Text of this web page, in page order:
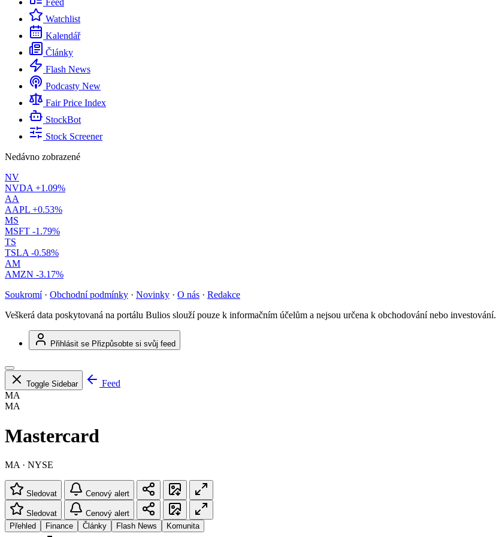
Feed
Watchlist
Kalendář
Články
Flash News
Podcasty New
Fair Price Index
StockBot
Stock Screener
Nedávno zobrazené
NV
NVDA +1.09%
AA
AAPL +0.53%
MS
MSFT -1.79%
TS
TSLA -0.58%
AM
AMZN -3.17%
Soukromí · Obchodní podmínky · Novinky · O nás · Redakce
Veškerá data poskytovaná na portálu Bulios slouží pouze k informačním účelům a nejsou určena k obchodování nebo investování.
Přihlásit se Přizpůsobte si svůj feed
Toggle Sidebar
Feed
MA
MA
Mastercard
MA · NYSE
Sledovat Cenový alert
Sledovat
Cenový alert
Přehled
Finance Články Flash News Komunita